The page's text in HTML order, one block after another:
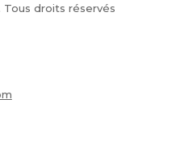
droits réservés